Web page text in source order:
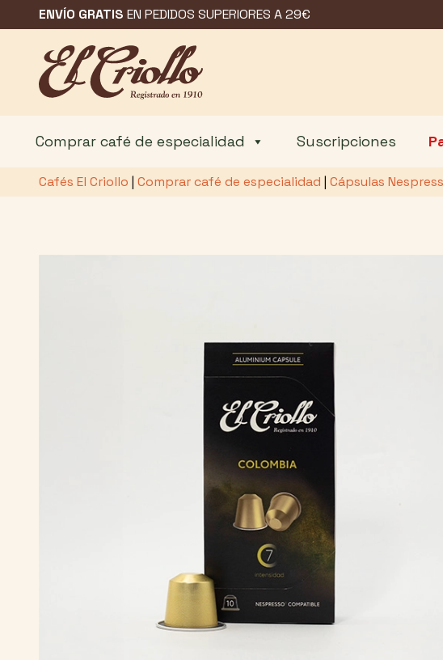
al
contenido
ENVÍO GRATIS EN PEDIDOS SUPERIORES A 29€
Comprar café de especialidad Suscripciones
Cafés El Criollo | Comprar café de especialidad | Cápsulas